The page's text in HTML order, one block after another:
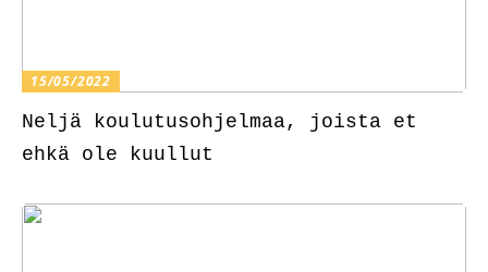
15/05/2022
Neljä koulutusohjelmaa, joista et
ehkä ole kuullut